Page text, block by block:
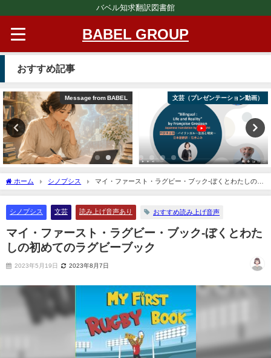
バベル知求翻訳図書館
BABEL GROUP
おすすめ記事
Message from BABEL 文芸（プレゼンテーション動画）
ホーム シノプシス
マイ・ファースト・ラグビー・ブック‐ぼくとわたしの初
めてのラグビーブック
シノプシス 文芸 読み上げ音声あり おすすめ読み上げ音声
マイ・ファースト・ラグビー・ブック‐ぼくとわた
しの初めてのラグビーブック
2023年5月19日 2023年8月7日